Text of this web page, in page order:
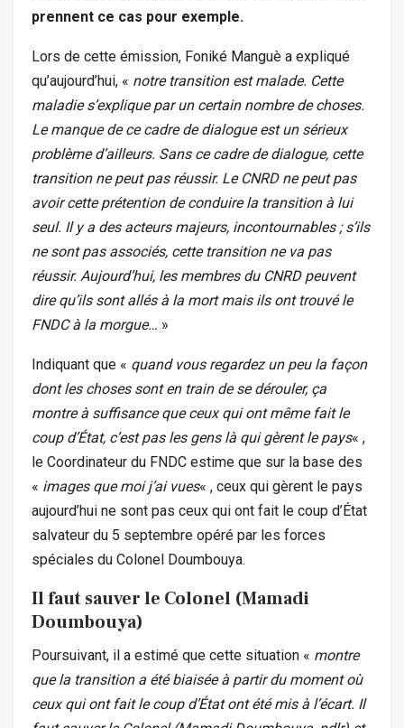
prennent ce cas pour exemple.
Lors de cette émission, Foniké Manguè a expliqué
qu’aujourd’hui, « notre transition est malade. Cette
maladie s’explique par un certain nombre de choses.
Le manque de ce cadre de dialogue est un sérieux
problème d’ailleurs. Sans ce cadre de dialogue, cette
transition ne peut pas réussir. Le CNRD ne peut pas
avoir cette prétention de conduire la transition à lui
seul. Il y a des acteurs majeurs, incontournables ; s’ils
ne sont pas associés, cette transition ne va pas
réussir. Aujourd’hui, les membres du CNRD peuvent
dire qu’ils sont allés à la mort mais ils ont trouvé le
FNDC à la morgue… »
Indiquant que « quand vous regardez un peu la façon
dont les choses sont en train de se dérouler, ça
montre à suffisance que ceux qui ont même fait le
coup d’État, c’est pas les gens là qui gèrent le pays« ,
le Coordinateur du FNDC estime que sur la base des
« images que moi j’ai vues« , ceux qui gèrent le pays
aujourd’hui ne sont pas ceux qui ont fait le coup d’État
salvateur du 5 septembre opéré par les forces
spéciales du Colonel Doumbouya.
Il faut sauver le Colonel (Mamadi
Doumbouya)
Poursuivant, il a estimé que cette situation « montre
que la transition a été biaisée à partir du moment où
ceux qui ont fait le coup d’État ont été mis à l’écart. Il